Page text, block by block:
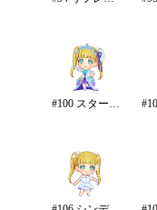
#100 スターライト・エタニティ